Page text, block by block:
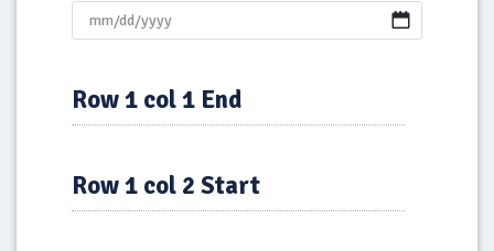
slash
YYYY
Row 1 col 1 End
Row 1 col 2 Start